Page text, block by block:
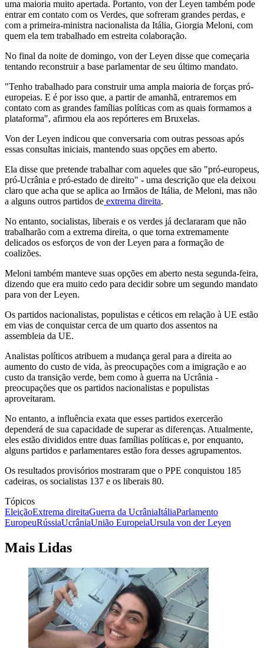
uma maioria muito apertada. Portanto, von der Leyen também pode
entrar em contato com os Verdes, que sofreram grandes perdas, e
com a primeira-ministra nacionalista da Itália, Giorgia Meloni, com
quem ela tem trabalhado em estreita colaboração.
No final da noite de domingo, von der Leyen disse que começaria
tentando reconstruir a base parlamentar de seu último mandato.
"Tenho trabalhado para construir uma ampla maioria de forças pró-
europeias. E é por isso que, a partir de amanhã, entraremos em
contato com as grandes famílias políticas com as quais formamos a
plataforma", afirmou ela aos repórteres em Bruxelas.
Von der Leyen indicou que conversaria com outras pessoas após
essas consultas iniciais, mantendo suas opções em aberto.
Ela disse que pretende trabalhar com aqueles que são "pró-europeus,
pró-Ucrânia e pró-estado de direito" - uma descrição que ela deixou
claro que acha que se aplica ao Irmãos de Itália, de Meloni, mas não
a alguns outros partidos de extrema direita.
No entanto, socialistas, liberais e os verdes já declararam que não
trabalharão com a extrema direita, o que torna extremamente
delicados os esforços de von der Leyen para a formação de
coalizões.
Meloni também manteve suas opções em aberto nesta segunda-feira,
dizendo que era muito cedo para decidir sobre um segundo mandato
para von der Leyen.
Os partidos nacionalistas, populistas e céticos em relação à UE estão
em vias de conquistar cerca de um quarto dos assentos na
assembleia da UE.
Analistas políticos atribuem a mudança geral para a direita ao
aumento do custo de vida, às preocupações com a imigração e ao
custo da transição verde, bem como à guerra na Ucrânia -
preocupações que os partidos nacionalistas e populistas
aproveitaram.
No entanto, a influência exata que esses partidos exercerão
dependerá de sua capacidade de superar as diferenças. Atualmente,
eles estão divididos entre duas famílias políticas e, por enquanto,
alguns partidos e parlamentares estão fora desses agrupamentos.
Os resultados provisórios mostraram que o PPE conquistou 185
cadeiras, os socialistas 137 e os liberais 80.
Tópicos
EleiçãoExtrema direitaGuerra da UcrâniaItáliaParlamento
EuropeuRússiaUcrâniaUnião EuropeiaUrsula von der Leyen
Mais Lidas